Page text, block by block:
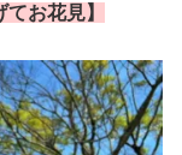
お花見】